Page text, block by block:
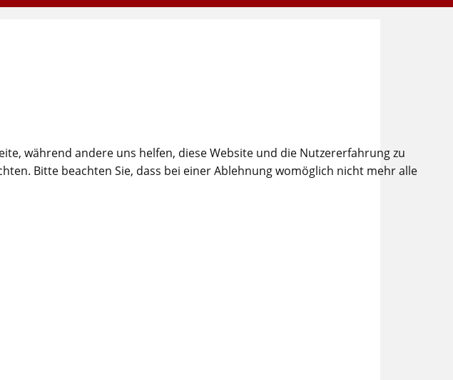
während andere uns helfen, diese Website und die Nutzererfahrung zu
Bitte beachten Sie, dass bei einer Ablehnung womöglich nicht mehr alle